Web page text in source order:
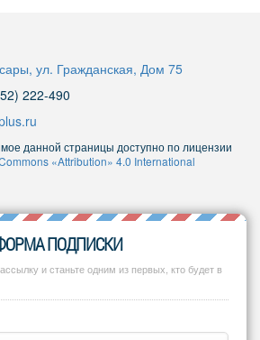
ул. Гражданская, Дом 75
222-490
данной страницы доступно по лицензии
«Attribution» 4.0 International
ПОДПИСКИ
и станьте одним из первых, кто будет в